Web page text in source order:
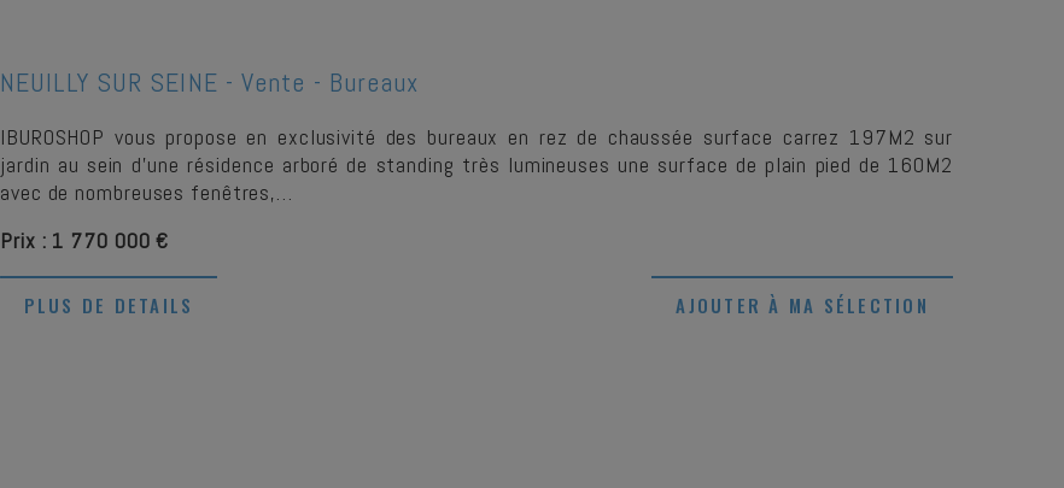
NEUILLY SUR SEINE -Vente - Bureaux
IBUROSHOP vous propose en exclusivité des bureaux en rez de chaussée surface carrez 197M2 sur
jardin au sein d'une résidence arboré de standing très lumineuses une surface de plain pied de 160M2
avec de nombreuses fenêtres,…
Prix : 1 770 000 €
PLUS DE DETAILS AJOUTER À MA SÉLECTION